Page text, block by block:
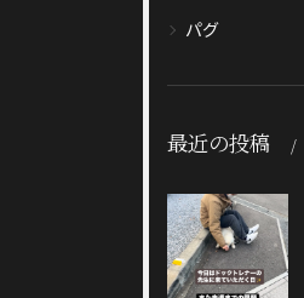
パグ
最近の投稿